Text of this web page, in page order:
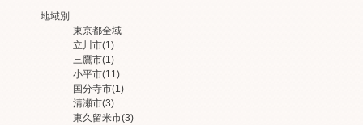
地域別
東京都全域
立川市(1)
三鷹市(1)
小平市(11)
国分寺市(1)
清瀬市(3)
東久留米市(3)